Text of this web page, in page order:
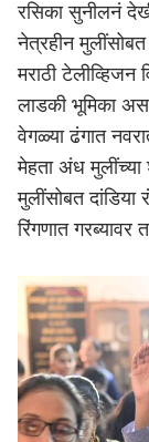
रसिका सुनीलनं
नेत्रहीन
मराठी टेलीव्हिजन
लाडकी भूमिका
वेगळ्या ढंगात
मेहता अंध मुलींच्या
मुलींसोबत
रिंगणात गरब्यावर